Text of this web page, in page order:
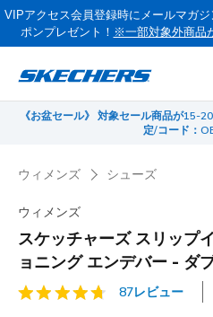
VIPアクセス会員登録時にメールマガ
ポンプレゼント！ ※一部対象外商品
《お盆セール》 対象セール商品が15-
定/コード：
ウィメンズ シューズ
ウィメンズ
スケッチャーズ スリップ
ョニング エンデバー - ダ
顧客評価3.5/5件87レビュー